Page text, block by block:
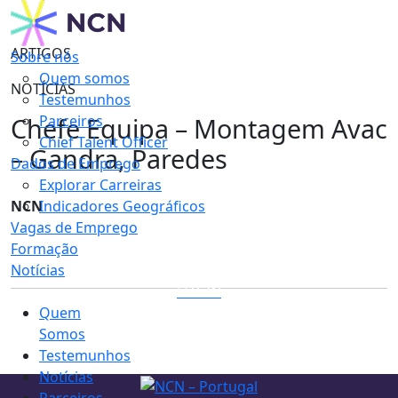
Sobre nós
Quem somos
Testemunhos
Parceiros
Chief Talent Officer
Dados de Emprego
Explorar Carreiras
Indicadores Geográficos
Vagas de Emprego
Formação
Notícias
LOGIN
Quem
Somos
Testemunhos
Notícias
ARTIGOS
NOTÍCIAS
Chefe Equipa – Montagem Avac
– Gandra, Paredes
NCN